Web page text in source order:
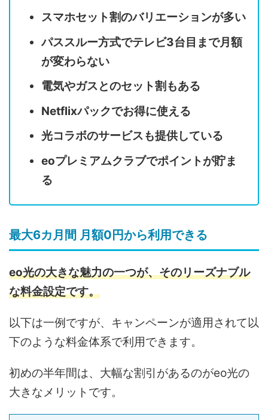
スマホセット割のバリエーションが多い
パススルー方式でテレビ3台目まで月額
が変わらない
電気やガスとのセット割もある
Netflixパックでお得に使える
光コラボのサービスも提供している
eoプレミアムクラブでポイントが貯ま
る
最大6カ月間 月額0円から利用できる
eo光の大きな魅力の一つが、そのリーズナブル
な料金設定です。
以下は一例ですが、キャンペーンが適用されて以
下のような料金体系で利用できます。
初めの半年間は、大幅な割引があるのがeo光の
大きなメリットです。